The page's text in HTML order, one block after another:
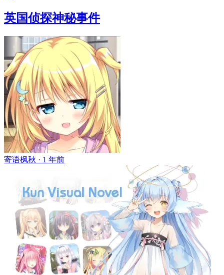
英国侦探神秘事件
寄语枫秋 · 1 年前